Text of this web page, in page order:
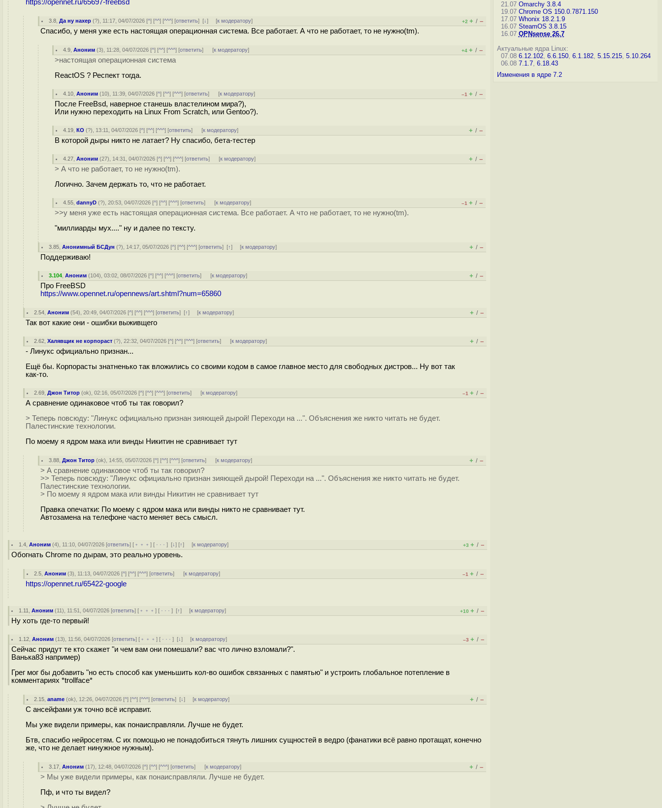
https://opennet.ru/65697-freebsd
3.8 ,Да ну нахер (?), 11:17, 04/07/2026 [^] [^^] [^^^] [ответить][↓] [к модератору] +2 + / –
Спасибо, у меня уже есть настоящая операционная система. Все работает. А что не работает, то не нужно(tm).
4.9 ,Аноним (3), 11:28, 04/07/2026 [^] [^^] [^^^] [ответить] [к модератору] +4 + / –
>настоящая операционная система
ReactOS ? Респект тогда.
4.10 ,Аноним (10), 11:39, 04/07/2026 [^] [^^] [^^^] [ответить] [к модератору] –1 + / –
После FreeBsd, наверное станешь властелином мира?),
Или нужно переходить на Linux From Scratch, или Gentoo?).
4.19 ,КО (?), 13:11, 04/07/2026 [^] [^^] [^^^] [ответить] [к модератору] + / –
В которой дыры никто не латает? Ну спасибо, бета-тестер
4.27 ,Аноним (27), 14:31, 04/07/2026 [^] [^^] [^^^] [ответить] [к модератору] + / –
> А что не работает, то не нужно(tm).
Логично. Зачем держать то, что не работает.
4.55 ,dannyD (?), 20:53, 04/07/2026 [^] [^^] [^^^] [ответить] [к модератору] –1 + / –
>>у меня уже есть настоящая операционная система. Все работает. А что не работает, то не нужно(tm).
"миллиарды мух...." ну и далее по тексту.
3.85 ,Анонимный БСДун (?), 14:17, 05/07/2026 [^] [^^] [^^^] [ответить][↑] [к модератору] + / –
Поддерживаю!
3.104 ,Аноним (104), 03:02, 08/07/2026 [^] [^^] [^^^] [ответить] [к модератору] + / –
Про FreeBSD
https://www.opennet.ru/opennews/art.shtml?num=65860
2.54 ,Аноним (54), 20:49, 04/07/2026 [^] [^^] [^^^] [ответить][↑] [к модератору] + / –
Так вот какие они - ошибки выживщего
2.62 ,Халявщик не корпораст (?), 22:32, 04/07/2026 [^] [^^] [^^^] [ответить] [к модератору] + / –
- Линукс официально признан...
Ещё бы. Корпорасты знатненько так вложились со своими кодом в самое главное место для свободных дистров... Ну вот так
как-то.
2.69 ,Джон Титор (ok), 02:16, 05/07/2026 [^] [^^] [^^^] [ответить] [к модератору] –1 + / –
А сравнение одинаковое чтоб ты так говорил?
> Теперь повсюду: "Линукс официально признан зияющей дырой! Переходи на ...". Объяснения же никто читать не будет.
Палестинские технологии.
По моему я ядром мака или винды Никитин не сравнивает тут
3.88 ,Джон Титор (ok), 14:55, 05/07/2026 [^] [^^] [^^^] [ответить] [к модератору] + / –
> А сравнение одинаковое чтоб ты так говорил?
>> Теперь повсюду: "Линукс официально признан зияющей дырой! Переходи на ...". Объяснения же никто читать не будет.
Палестинские технологии.
> По моему я ядром мака или винды Никитин не сравнивает тут
Правка опечатки: По моему с ядром мака или винды никто не сравнивает тут.
Автозамена на телефоне часто меняет весь смысл.
1.4 ,Аноним (4), 11:10, 04/07/2026 [ответить] [ ﹢﹢﹢] [ · · ·][↓] [↑] [к модератору] +3 + / –
Обогнать Chrome по дырам, это реально уровень.
2.5 ,Аноним (3), 11:13, 04/07/2026 [^] [^^] [^^^] [ответить] [к модератору] –1 + / –
https://opennet.ru/65422-google
1.11 ,Аноним (11), 11:51, 04/07/2026 [ответить] [ ﹢﹢﹢] [ · · ·][↑] [к модератору] +10 + / –
Ну хоть где-то первый!
1.12 ,Аноним (13), 11:56, 04/07/2026 [ответить] [ ﹢﹢﹢] [ · · ·][↓] [к модератору] –3 + / –
Сейчас придут те кто скажет "и чем вам они помешали? вас что лично взломали?".
Ванька83 например)
Грег мог бы добавить "но есть способ как уменьшить кол-во ошибок связанных с памятью" и устроить глобальное потепление в
комментариях *trollface*
2.15 ,aname (ok), 12:26, 04/07/2026 [^] [^^] [^^^] [ответить][↓] [к модератору] + / –
С ансейфами уж точно всё исправит.
Мы уже видели примеры, как понаисправляли. Лучше не будет.
Бтв, спасибо нейросетям. С их помощью не понадобиться тянуть лишних сущностей в ведро (фанатики всё равно протащат, конечно
же, что не делает нинужное нужным).
3.17 ,Аноним (17), 12:48, 04/07/2026 [^] [^^] [^^^] [ответить] [к модератору] + / –
> Мы уже видели примеры, как понаисправляли. Лучше не будет.
Пф, и что ты видел?
21.07 Omarchy 3.8.4
19.07 Chrome OS 150.0.7871.150
17.07 Whonix 18.2.1.9
16.07 SteamOS 3.8.15
16.07 OPNsense 26.7
Актуальные ядра Linux:
07.08 6.12.102, 6.6.150, 6.1.182, 5.15.215, 5.10.264
06.08 7.1.7, 6.18.43
Изменения в ядре 7.2